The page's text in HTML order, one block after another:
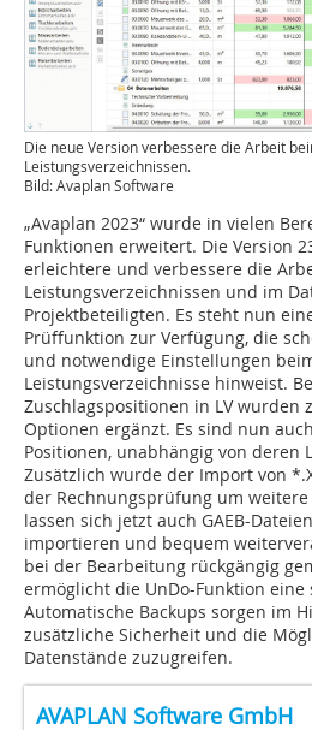
Die neue Version verbessere die Arbeit
Leistungsverzeichnissen.
Bild: Avaplan Software
„Avaplan 2023“ wurde in vielen
Funktionen erweitert. Die Version
erleichtere und verbessere die
Leistungsverzeichnissen und im
Projektbeteiligten. Es steht nun
Prüffunktion zur Verfügung, die
und notwendige Einstellungen
Leistungsverzeichnisse hinweist.
Zuschlagspositionen in LV wurden
Optionen ergänzt. Es sind nun
Positionen, unabhängig von deren
Zusätzlich wurde der Import von
der Rechnungsprüfung um
lassen sich jetzt auch GAEB-
importieren und bequem
bei der Bearbeitung rückgängig
ermöglicht die UnDo-Funktion
Automatische Backups sorgen im
zusätzliche Sicherheit und die
Datenstände zuzugreifen.
AVAPLAN Software GmbH